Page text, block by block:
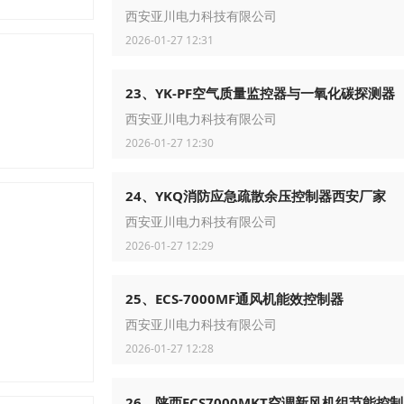
西安亚川电力科技有限公司
2026-01-27 12:31
23、YK-PF空气质量监控器与一氧化碳探测器
西安亚川电力科技有限公司
2026-01-27 12:30
24、​YKQ消防应急疏散余压控制器西安厂家
西安亚川电力科技有限公司
2026-01-27 12:29
25、ECS-7000MF通风机能效控制器
西安亚川电力科技有限公司
2026-01-27 12:28